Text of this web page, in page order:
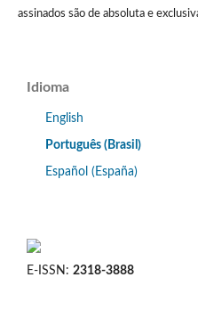
assinados são de absoluta e
Idioma
English
Português (Brasil)
Español (España)
E-ISSN: 2318-3888